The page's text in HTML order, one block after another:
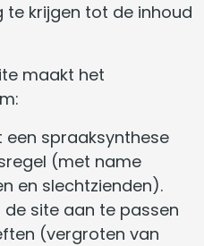
krijgen tot de inhoud
maakt het
een spraaksynthese
(met name
en slechtzienden).
de site aan te passen
(vergroten van